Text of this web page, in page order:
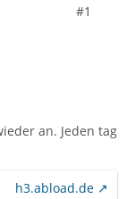
#1
an. Jeden tag
h3.abload.de